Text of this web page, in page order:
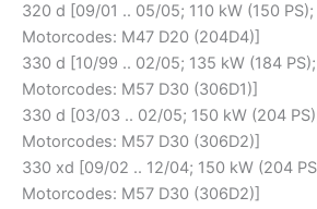
320 d [09/01 .. 05/05; 110 kW (150
Motorcodes: M47 D20 (204D4)]
330 d [10/99 .. 02/05; 135 kW (184
Motorcodes: M57 D30 (306D1)]
330 d [03/03 .. 02/05; 150 kW (204
Motorcodes: M57 D30 (306D2)]
330 xd [09/02 .. 12/04; 150 kW (204
Motorcodes: M57 D30 (306D2)]